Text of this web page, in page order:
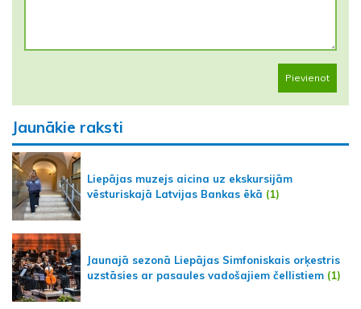
Pievienot
Jaunākie raksti
Liepājas muzejs aicina uz ekskursijām
vēsturiskajā Latvijas Bankas ēkā (1)
Jaunajā sezonā Liepājas Simfoniskais orķestris
uzstāsies ar pasaules vadošajiem čellistiem (1)